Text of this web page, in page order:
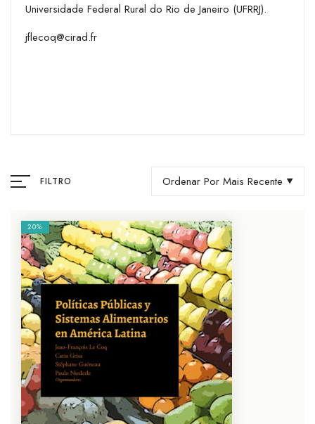
Universidade Federal Rural do Rio de Janeiro (UFRRJ).
jflecoq@cirad.fr
FILTRO Ordenar Por Mais Recente
20%